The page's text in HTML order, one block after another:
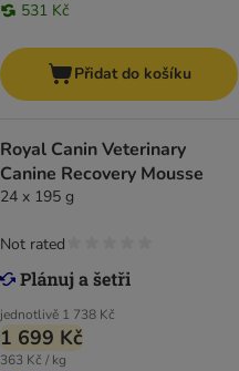
531 Kč
Přidat do košíku
Royal Canin Veterinary
Canine Recovery Mousse
24 x 195 g
jednotlivě 1 738 Kč
1 699 Kč
363 Kč / kg
Not rated